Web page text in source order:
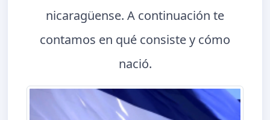
nicaragüense. A continuación te
contamos en qué consiste y cómo
nació.